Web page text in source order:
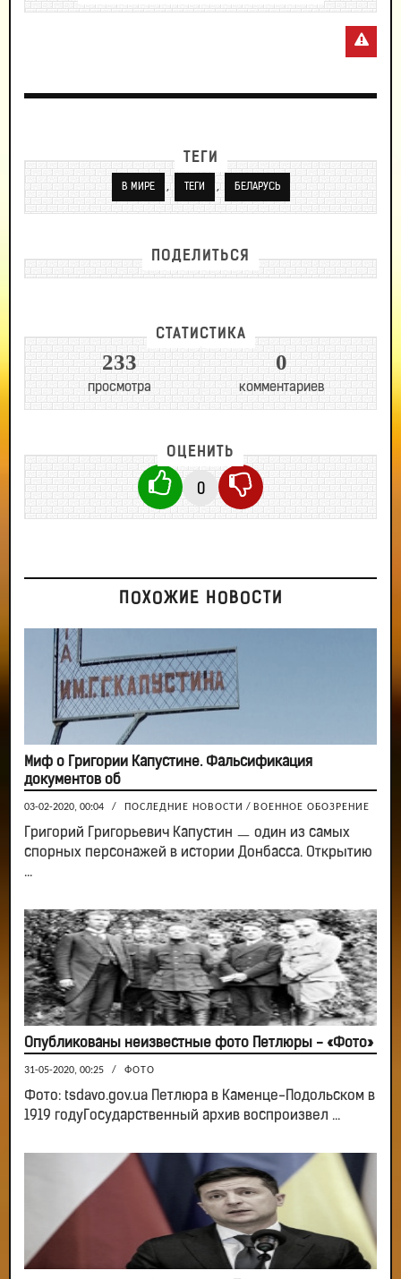
ТЕГИ
В МИРЕ , ТЕГИ , БЕЛАРУСЬ
ПОДЕЛИТЬСЯ
СТАТИСТИКА
233
просмотра
0
комментариев
ОЦЕНИТЬ
0
ПОХОЖИЕ НОВОСТИ
Миф о Григории Капустине. Фальсификация
документов об
03-02-2020, 00:04 / ПОСЛЕДНИЕ НОВОСТИ / ВОЕННОЕ ОБОЗРЕНИЕ
Григорий Григорьевич Капустин ㅡ один из самых
спорных персонажей в истории Донбасса. Открытию
...
Опубликованы неизвестные фото Петлюры - «Фото»
31-05-2020, 00:25 / ФОТО
Фото: tsdavo.gov.ua Петлюра в Каменце-Подольском в
1919 годуГосударственный архив воспроизвел ...